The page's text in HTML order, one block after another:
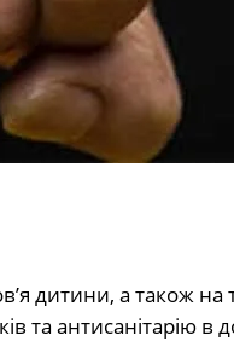
дитини, а також
та антисанітарію в